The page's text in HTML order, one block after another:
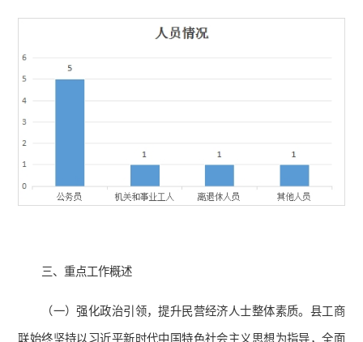
三、重点工作概述
（一）强化政治引领，提升民营经济人士整体素质。县工商
联始终坚持以习近平新时代中国特色社会主义思想为指导，全面